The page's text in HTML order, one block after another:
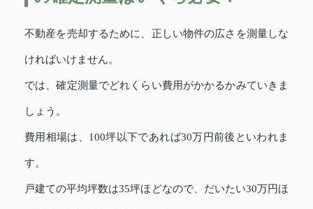
不動産を売却するために、正しい物件の広さを測量しな
ければいけません。
では、確定測量でどれくらい費用がかかるかみていきま
しょう。
費用相場は、100坪以下であれば30万円前後といわれま
す。
戸建ての平均坪数は35坪ほどなので、だいたい30万円ほ